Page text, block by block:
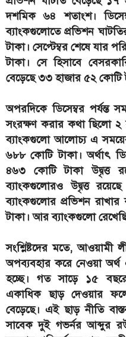
দশমিক ৬৪ শতাংশ।
ব্যাংকগুলোতে প্রভিশন
টাকা। সেপ্টেম্বর শেষে যার
টাকা। সে হিসাবে
বেড়েছে ৩৩ হাজার ৫২
অপরদিকে ডিসেম্বর পর্যন্ত
সংরক্ষণ করার কথা ছিলো
ব্যাংকগুলো আলোচ্য এ
৬৮৮ কোটি টাকা। অর্থাৎ
৪৬৩ কোটি টাকা উদ্বৃত্ত
ব্যাংকগুলোরও উদ্বৃত্ত
ব্যাংকগুলোর প্রভিশন
টাকা। আর ব্যাংকগুলো
সংশ্লিষ্টদের মতে, আওয়ামী
অপব্যবহার করে নেওয়া অর্থ
হচ্ছে। গত সাড়ে ১৫
একাধিক ছাড় দেওয়ার
বেড়েছে। এই ছাড় নীতি
সাবেক দুই গভর্নর আব্দুর